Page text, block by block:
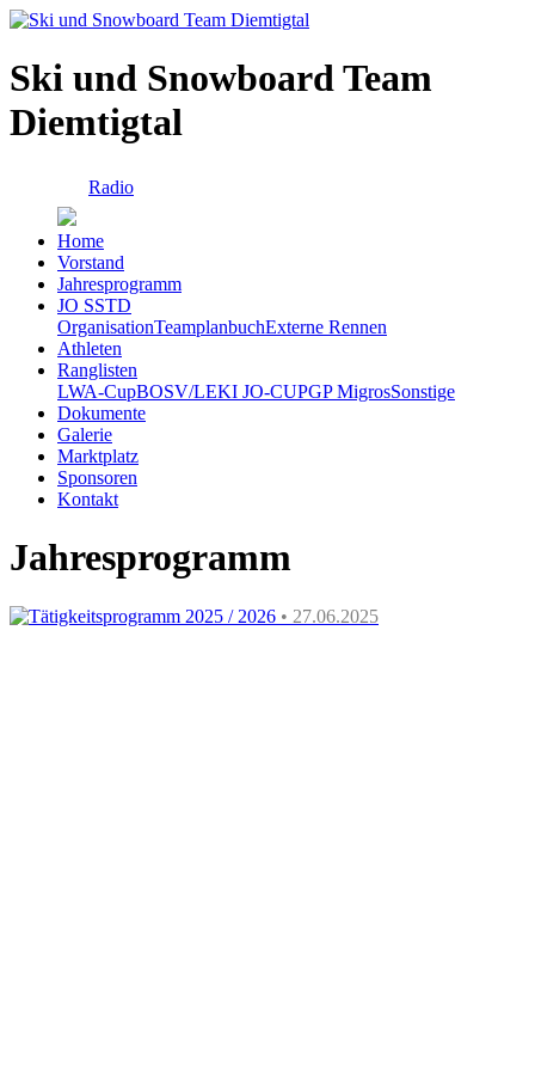
Ski und Snowboard Team
Diemtigtal
Radio
Home
Vorstand
Jahresprogramm
JO SSTD
OrganisationTeamplanbuchExterne Rennen
Athleten
Ranglisten
LWA-CupBOSV/LEKI JO-CUPGP MigrosSonstige
Dokumente
Galerie
Marktplatz
Sponsoren
Kontakt
Jahresprogramm
Tätigkeitsprogramm 2025 / 2026 • 27.06.2025